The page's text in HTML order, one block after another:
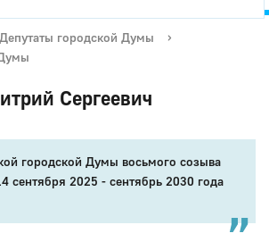
Депутаты городской Думы
›
Сергеевич
городской Думы восьмого созыва
сентября 2025 - сентябрь 2030 года